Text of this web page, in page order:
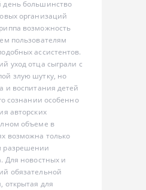
большинство
организаций
возможность
пользователям
ассистентов.
уход отца сыграли с
злую шутку, но
и воспитания детей
сознании особенно
авторских
объеме в
возможна только
разрешении
Для новостных и
обязательной
открытая для